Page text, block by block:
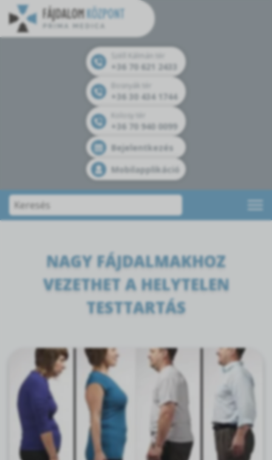
+36 70 621 2433
+36 30 434 1744
+36 70 940 0099
Bejelentkezés
Mobilapplikáció
NAGY FÁJDALMAKHOZ
VEZETHET A HELYTELEN
TESTTARTÁS